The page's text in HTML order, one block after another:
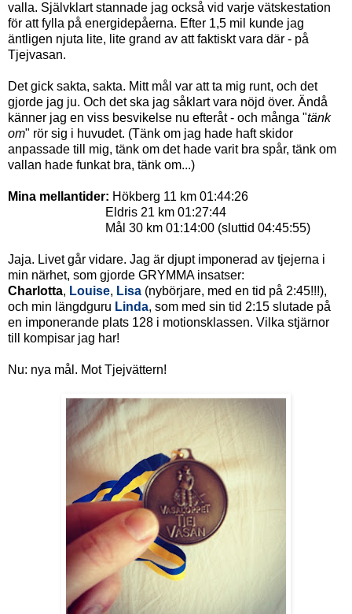
valla. Självklart stannade jag också vid varje vätskestation
för att fylla på energidepåerna. Efter 1,5 mil kunde jag
äntligen njuta lite, lite grand av att faktiskt vara där - på
Tjejvasan.
Det gick sakta, sakta. Mitt mål var att ta mig runt, och det
gjorde jag ju. Och det ska jag såklart vara nöjd över. Ändå
känner jag en viss besvikelse nu efteråt - och många "tänk
om" rör sig i huvudet. (Tänk om jag hade haft skidor
anpassade till mig, tänk om det hade varit bra spår, tänk om
vallan hade funkat bra, tänk om...)
Mina mellantider: Hökberg 11 km 01:44:26
Eldris 21 km 01:27:44
Mål 30 km 01:14:00 (sluttid 04:45:55)
Jaja. Livet går vidare. Jag är djupt imponerad av tjejerna i
min närhet, som gjorde GRYMMA insatser:
Charlotta, Louise, Lisa (nybörjare, med en tid på 2:45!!!),
och min längdguru Linda, som med sin tid 2:15 slutade på
en imponerande plats 128 i motionsklassen. Vilka stjärnor
till kompisar jag har!
Nu: nya mål. Mot Tjejvättern!